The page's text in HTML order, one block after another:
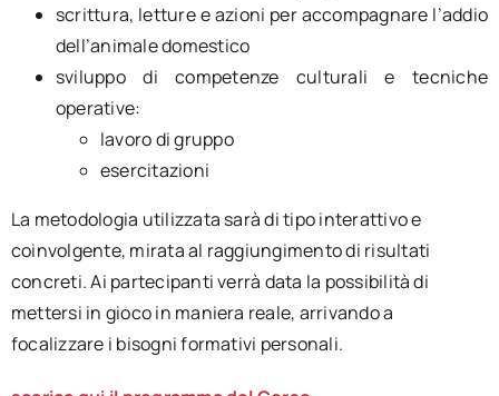
scrittura, letture e azioni per accompagnare l’addio
dell’animale domestico
sviluppo di competenze culturali e tecniche
operative:
lavoro di gruppo
esercitazioni
La metodologia utilizzata sarà di tipo interattivo e
coinvolgente, mirata al raggiungimento di risultati
concreti. Ai partecipanti verrà data la possibilità di
mettersi in gioco in maniera reale, arrivando a
focalizzare i bisogni formativi personali.